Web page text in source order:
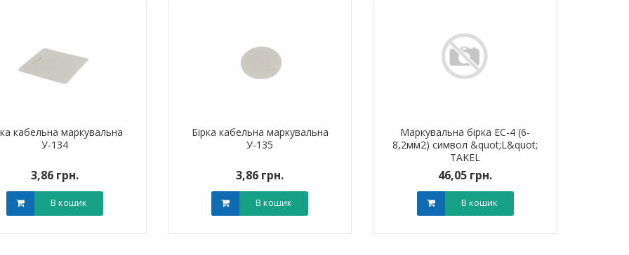
PBL 95 TAKEL
алюмінієвий PBL 70 TAKEL
Обплетення для кабелю
WPET-5 LEE
0,00 грн.
кабельна маркувальна
У-134
3,86 грн.
В кошик
Бірка кабельна маркувальна
У-135
3,86 грн.
В кошик
Маркувальна бірка ЕС-4 (6-
8,2мм2) символ &quot;L&quot;
TAKEL
46,05 грн.
В кошик